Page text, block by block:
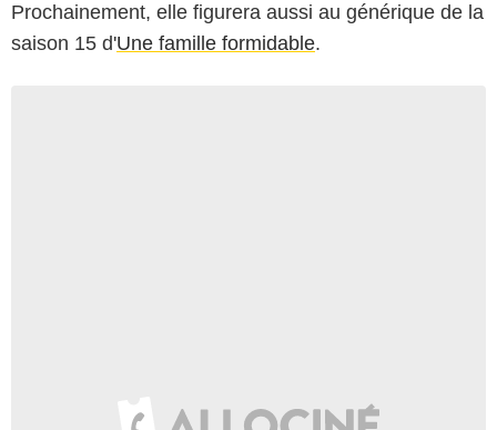
Prochainement, elle figurera aussi au générique de la
saison 15 d'Une famille formidable.